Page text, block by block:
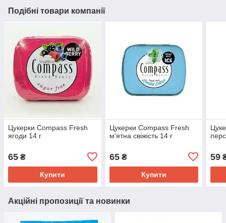
Подібні товари компанії
Цукерки Compass Fresh
ягоди 14 г
65 ₴
Купити
Цукерки Compass Fresh
м'ятна свіжість 14 г
65₴
Купити
59
Акційні пропозиції та новинки